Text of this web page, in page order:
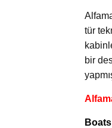
tür
bir
Boats